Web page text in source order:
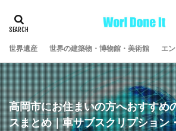
世界遺産 世界の建築物・博物館・美術館 エ
高岡市にお住まいの方へおすすめ
スまとめ｜車サブスクリプション